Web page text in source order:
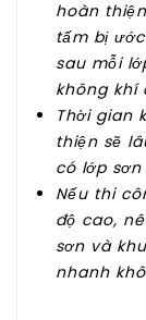
hoàn
tấm bị
sau mỗi
không khí
Thời gian
thiện sẽ
có lớp sơn
Nếu thi
độ cao,
sơn và
nhanh